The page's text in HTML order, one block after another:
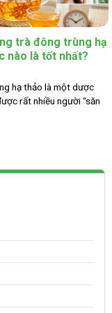
trà đông trùng hạ
nào là tốt nhất?
hạ thảo là một dược
rất nhiều người “săn